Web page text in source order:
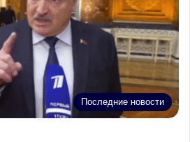
Последние новости